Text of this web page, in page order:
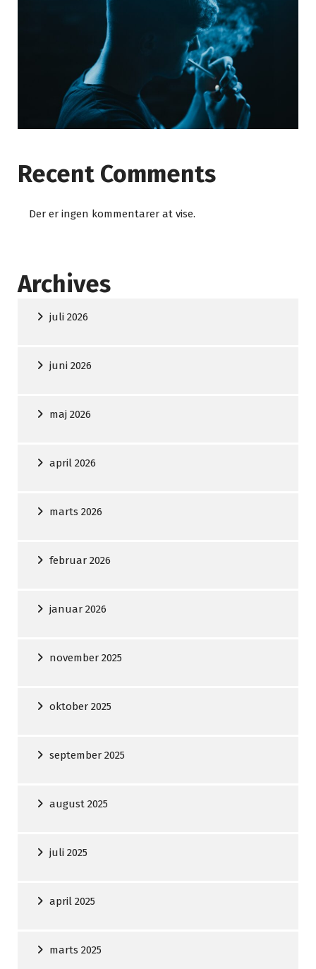
Recent Comments
Der er ingen kommentarer at vise.
Archives
juli 2026
juni 2026
maj 2026
april 2026
marts 2026
februar 2026
januar 2026
november 2025
oktober 2025
september 2025
august 2025
juli 2025
april 2025
marts 2025